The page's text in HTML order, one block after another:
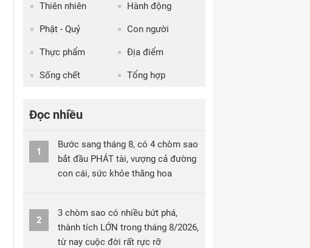
Thiên nhiên Hành động
Phật - Quỷ Con người
Thực phẩm Địa điểm
Sống chết Tổng hợp
Đọc nhiều
1
Bước sang tháng 8, có 4 chòm sao
bắt đầu PHÁT tài, vượng cả đường
con cái, sức khỏe thăng hoa
2
3 chòm sao có nhiều bứt phá,
thành tích LỚN trong tháng 8/2026,
từ nay cuộc đời rất rực rỡ